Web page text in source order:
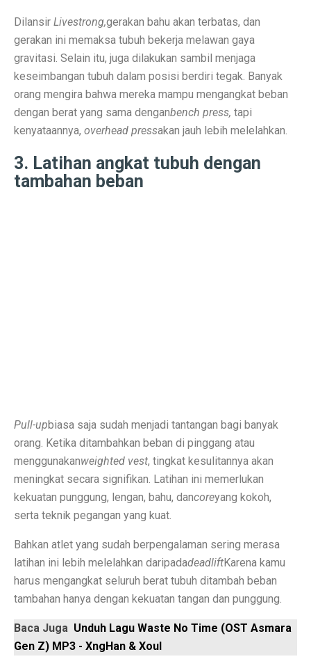
Perbandingan Vivo Y28, Y03t, dan X100: HP
Contoh Soal Matematika SMA Lengkap dengan
Ternyata Ini Rasanya Punya Interpreter AI di Telinga
IMX 2025 Dimulai 10 Oktober 2025, Hadirkan Tokoh
10 Film Horor Tersembunyi yang Harus Ditonton Saat
WIFI, TLKM dan DSSA Bersaing di Lelang
Lomba Pesawat Tempur Generasi Kelima Dimulai,
Harga Naik Terus, Cek Saham Lapis Kedua yang
Jika Benci Panggilan Telepon Tapi Suka Pesan Teks,
Saham Bank Besar Turun Bersama, Ini
5 Fakta Menarik Kota Gjirokastër, Penuh Bangunan
12 Fakta Menarik Batik yang Ditetapkan UNESCO
Era Baru TKDN: Menggabungkan Deregulasi dan
Dilansir Livestrong,gerakan bahu akan terbatas, dan
gerakan ini memaksa tubuh bekerja melawan gaya
gravitasi. Selain itu, juga dilakukan sambil menjaga
keseimbangan tubuh dalam posisi berdiri tegak. Banyak
orang mengira bahwa mereka mampu mengangkat beban
dengan berat yang sama denganbench press, tapi
kenyataannya, overhead pressakan jauh lebih melelahkan.
3. Latihan angkat tubuh dengan
tambahan beban
Pull-upbiasa saja sudah menjadi tantangan bagi banyak
orang. Ketika ditambahkan beban di pinggang atau
menggunakanweighted vest, tingkat kesulitannya akan
meningkat secara signifikan. Latihan ini memerlukan
kekuatan punggung, lengan, bahu, dancoreyang kokoh,
serta teknik pegangan yang kuat.
Bahkan atlet yang sudah berpengalaman sering merasa
latihan ini lebih melelahkan daripadadeadliftKarena kamu
harus mengangkat seluruh berat tubuh ditambah beban
tambahan hanya dengan kekuatan tangan dan punggung.
Baca Juga Unduh Lagu Waste No Time (OST Asmara
Gen Z) MP3 - XngHan & Xoul